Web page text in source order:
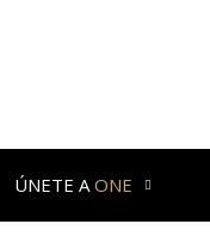
ÚNETE A ONE